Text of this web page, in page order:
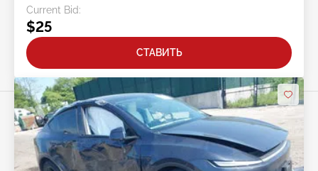
Current Bid:
$25
СТАВИТЬ